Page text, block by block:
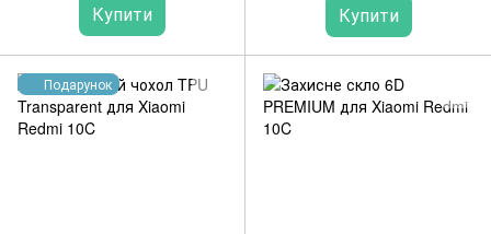
Купити Купити
Подарунок